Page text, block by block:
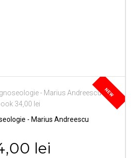
NEW
- Marius Andreescu
lei